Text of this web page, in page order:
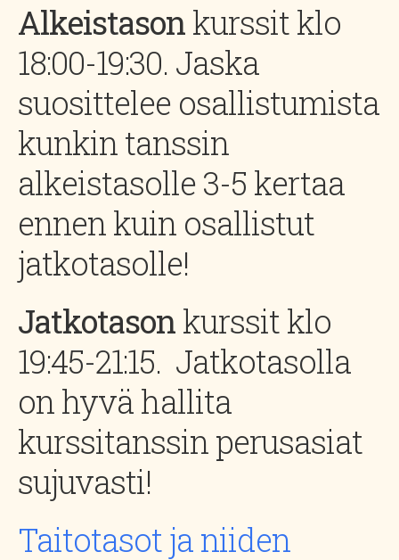
Alkeistasonkurssit klo
18:00-19:30. Jaska
suosittelee osallistumista
kunkin tanssin
alkeistasolle 3-5 kertaa
ennen kuin osallistut
jatkotasolle!
Jatkotasonkurssit klo
19:45-21:15. Jatkotasolla
on hyvä hallita
kurssitanssin perusasiat
sujuvasti!
Taitotasot ja niiden